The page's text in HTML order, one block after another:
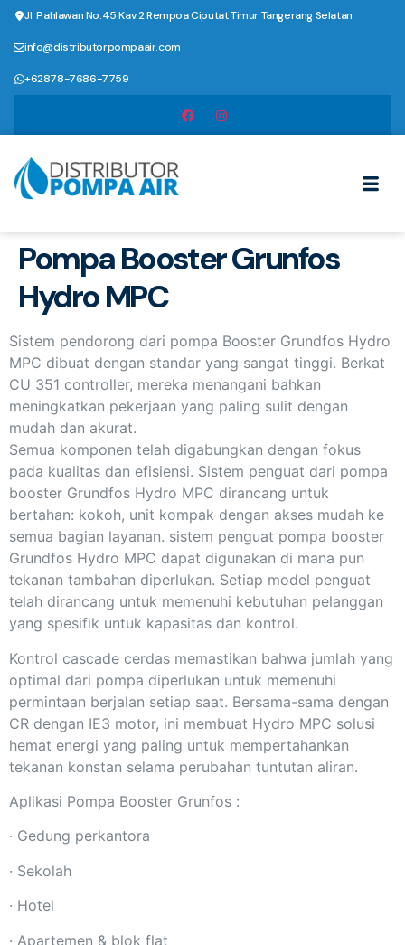
Jl. Pahlawan No.45 Kav.2 Rempoa Ciputat Timur Tangerang Selatan
info@distributorpompaair.com
+62878-7686-7759
Pompa Booster Grunfos
Hydro MPC
Sistem pendorong dari pompa Booster Grundfos Hydro
MPC dibuat dengan standar yang sangat tinggi. Berkat
CU 351 controller, mereka menangani bahkan
meningkatkan pekerjaan yang paling sulit dengan
mudah dan akurat.
Semua komponen telah digabungkan dengan fokus
pada kualitas dan efisiensi. Sistem penguat dari pompa
booster Grundfos Hydro MPC dirancang untuk
bertahan: kokoh, unit kompak dengan akses mudah ke
semua bagian layanan. sistem penguat pompa booster
Grundfos Hydro MPC dapat digunakan di mana pun
tekanan tambahan diperlukan. Setiap model penguat
telah dirancang untuk memenuhi kebutuhan pelanggan
yang spesifik untuk kapasitas dan kontrol.
Kontrol cascade cerdas memastikan bahwa jumlah yang
optimal dari pompa diperlukan untuk memenuhi
permintaan berjalan setiap saat. Bersama-sama dengan
CR dengan IE3 motor, ini membuat Hydro MPC solusi
hemat energi yang paling untuk mempertahankan
tekanan konstan selama perubahan tuntutan aliran.
Aplikasi Pompa Booster Grunfos :
· Gedung perkantora
· Sekolah
· Hotel
· Apartemen & blok flat